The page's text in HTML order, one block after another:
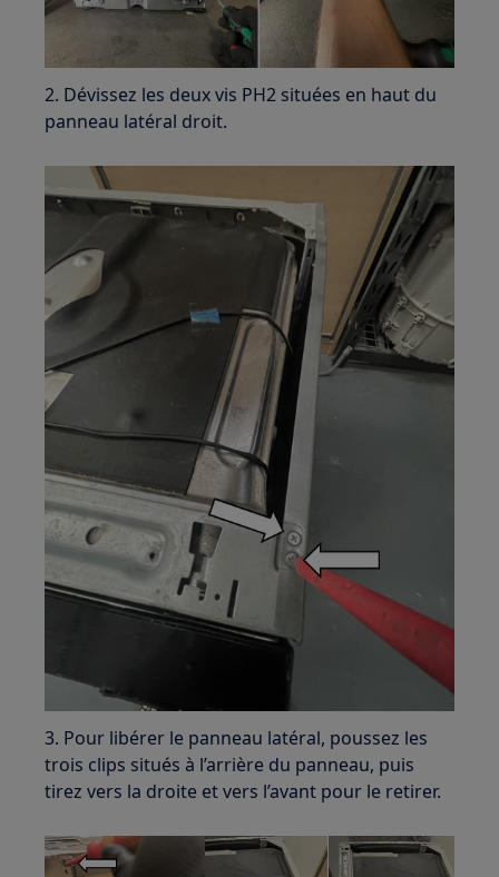
2. Dévissez les deux vis PH2 situées en haut du
panneau latéral droit.
3. Pour libérer le panneau latéral, poussez les
trois clips situés à l’arrière du panneau, puis
tirez vers la droite et vers l’avant pour le retirer.